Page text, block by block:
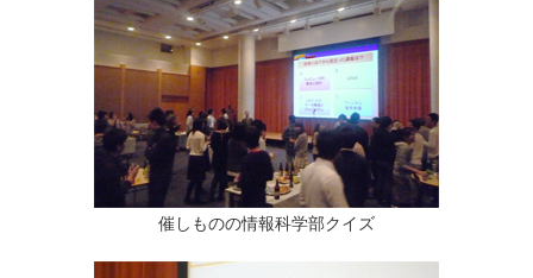
催しものの情報科学部クイズ